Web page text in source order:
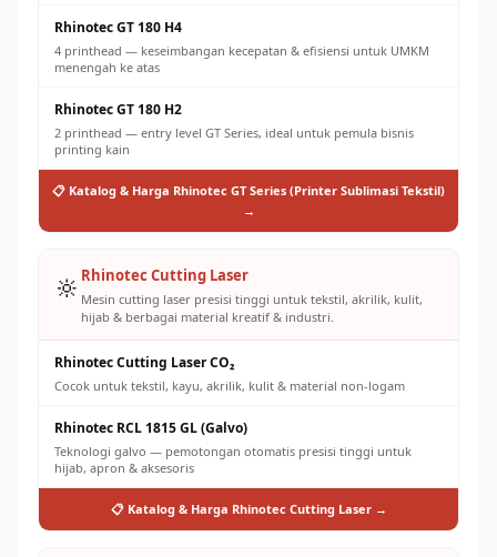
Rhinotec GT 180 H4
4 printhead — keseimbangan kecepatan & efisiensi untuk UMKM
menengah ke atas
Rhinotec GT 180 H2
2 printhead — entry level GT Series, ideal untuk pemula bisnis
printing kain
📋 Katalog & Harga Rhinotec GT Series (Printer Sublimasi Tekstil)
→
🔆 Rhinotec Cutting Laser
Mesin cutting laser presisi tinggi untuk tekstil, akrilik, kulit,
hijab & berbagai material kreatif & industri.
Rhinotec Cutting Laser CO₂
Cocok untuk tekstil, kayu, akrilik, kulit & material non-logam
Rhinotec RCL 1815 GL (Galvo)
Teknologi galvo — pemotongan otomatis presisi tinggi untuk
hijab, apron & aksesoris
📋 Katalog & Harga Rhinotec Cutting Laser →